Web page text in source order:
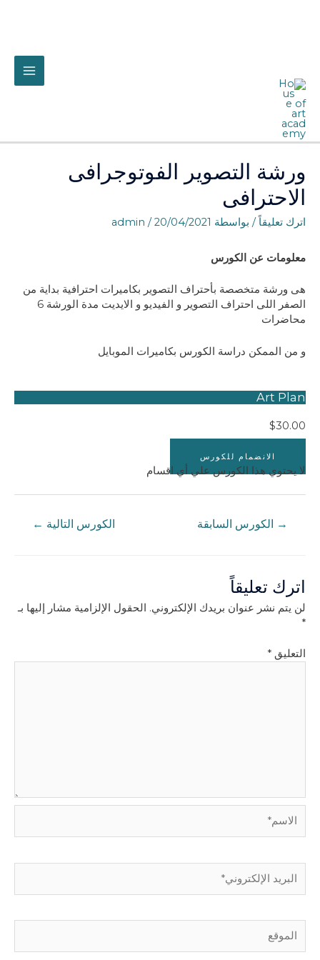
ورشة التصوير الفوتوجرافى
الاحترافى
اترك تعليقاً / بواسطة admin /20/04/2021
معلومات عن الكورس
هى ورشة متخصصة بأحتراف التصوير بكاميرات احترافية بداية من
الصفر اللى احتراف التصوير و الفيديو و الايديت مدة الورشة 6
محاضرات
و من الممكن دراسة الكورس بكاميرات الموبايل
Art Plan
$30.00
الانضمام للكورس
لا يحتوي هذا الكورس علي أي اقسام
المقالات
→ الكورس السابقة الكورس التالية ←
اترك تعليقاً
لن يتم نشر عنوان بريدك الإلكتروني. الحقول الإلزامية مشار إليها بـ
*
التعليق *
الإلكتروني*